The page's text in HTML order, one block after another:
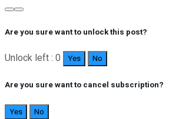
Are you sure want to unlock this post?
Unlock left : 0 Yes No
Are you sure want to cancel subscription?
Yes No